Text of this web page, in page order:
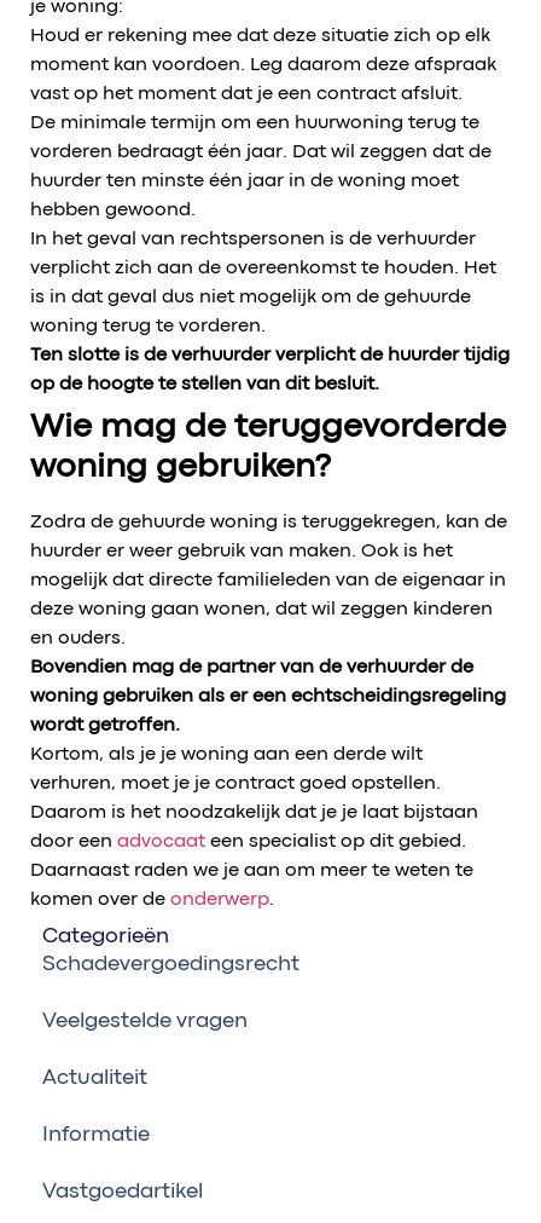
je woning:
Houd er rekening mee dat deze situatie zich op elk
moment kan voordoen. Leg daarom deze afspraak
vast op het moment dat je een contract afsluit.
De minimale termijn om een huurwoning terug te
vorderen bedraagt één jaar. Dat wil zeggen dat de
huurder ten minste één jaar in de woning moet
hebben gewoond.
In het geval van rechtspersonen is de verhuurder
verplicht zich aan de overeenkomst te houden. Het
is in dat geval dus niet mogelijk om de gehuurde
woning terug te vorderen.
Ten slotte is de verhuurder verplicht de huurder tijdig
op de hoogte te stellen van dit besluit.
Wie mag de teruggevorderde
woning gebruiken?
Zodra de gehuurde woning is teruggekregen, kan de
huurder er weer gebruik van maken. Ook is het
mogelijk dat directe familieleden van de eigenaar in
deze woning gaan wonen, dat wil zeggen kinderen
en ouders.
Bovendien mag de partner van de verhuurder de
woning gebruiken als er een echtscheidingsregeling
wordt getroffen.
Kortom, als je je woning aan een derde wilt
verhuren, moet je je contract goed opstellen.
Daarom is het noodzakelijk dat je je laat bijstaan
door een advocaat een specialist op dit gebied.
Daarnaast raden we je aan om meer te weten te
komen over de onderwerp.
Categorieën
Schadevergoedingsrecht
Veelgestelde vragen
Actualiteit
Informatie
Vastgoedartikel